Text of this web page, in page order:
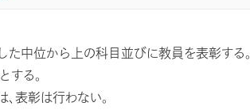
中位から上の科目並びに教員を表彰する。
る。
表彰は行わない。